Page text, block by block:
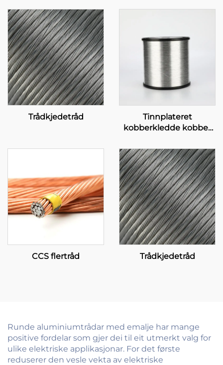
Trådkjedetråd
Tinnplateret
kobberkledde kobber
CCS flertråd Trådkjedetråd
Runde aluminiumtrådar med emalje har mange
positive fordelar som gjer dei til eit utmerkt valg for
ulike elektriske applikasjonar. For det første
reduserer den vesle vekta av elektriske